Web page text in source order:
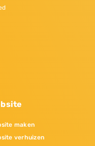
maken
verhuizen